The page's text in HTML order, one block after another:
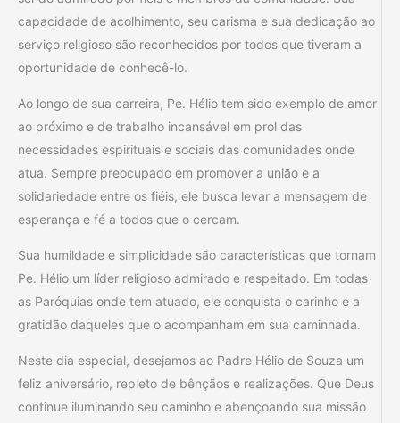
capacidade de acolhimento, seu carisma e sua dedicação ao
serviço religioso são reconhecidos por todos que tiveram a
oportunidade de conhecê-lo.
Ao longo de sua carreira, Pe. Hélio tem sido exemplo de amor
ao próximo e de trabalho incansável em prol das
necessidades espirituais e sociais das comunidades onde
atua. Sempre preocupado em promover a união e a
solidariedade entre os fiéis, ele busca levar a mensagem de
esperança e fé a todos que o cercam.
Sua humildade e simplicidade são características que tornam
Pe. Hélio um líder religioso admirado e respeitado. Em todas
as Paróquias onde tem atuado, ele conquista o carinho e a
gratidão daqueles que o acompanham em sua caminhada.
Neste dia especial, desejamos ao Padre Hélio de Souza um
feliz aniversário, repleto de bênçãos e realizações. Que Deus
continue iluminando seu caminho e abençoando sua missão